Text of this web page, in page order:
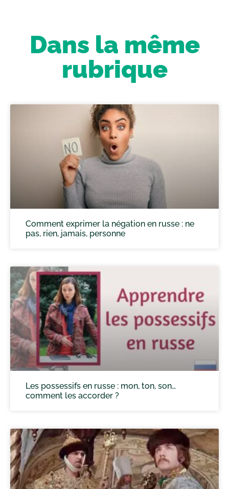
Dans la même
rubrique
Comment exprimer la négation en russe : ne
pas, rien, jamais, personne
Les possessifs en russe : mon, ton, son…
comment les accorder ?